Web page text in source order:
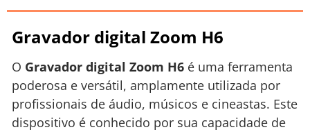
Gravador digital Zoom H6
O Gravador digital Zoom H6 é uma ferramenta
poderosa e versátil, amplamente utilizada por
profissionais de áudio, músicos e cineastas. Este
dispositivo é conhecido por sua capacidade de